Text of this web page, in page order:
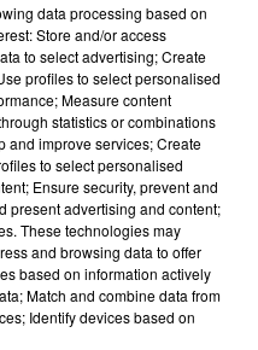
à une ex-escorte
sa bataille...
de la tour
: des désaccords
data processing based on
Store and/or access
to select advertising; Create
profiles to select personalised
Measure content
statistics or combinations
and improve services; Create
to select personalised
Ensure security, prevent and
present advertising and content;
These technologies may
and browsing data to offer
based on information actively
Match and combine data from
Identify devices based on